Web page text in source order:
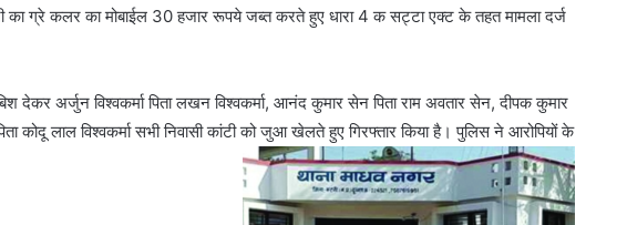
ग्रे कलर का मोबाईल 30 हजार रूपये जब्त करते हुए धारा 4 क सट्टा एक्ट के तहत मामला दर्ज
देकर अर्जुन विश्वकर्मा पिता लखन विश्वकर्मा, आनंद कुमार सेन पिता राम अवतार सेन, दीपक कुमार
पिता कोदू लाल विश्वकर्मा सभी निवासी कांटी को जुआ खेलते हुए गिरफ्तार किया है। पुलिस ने आरोपियों के